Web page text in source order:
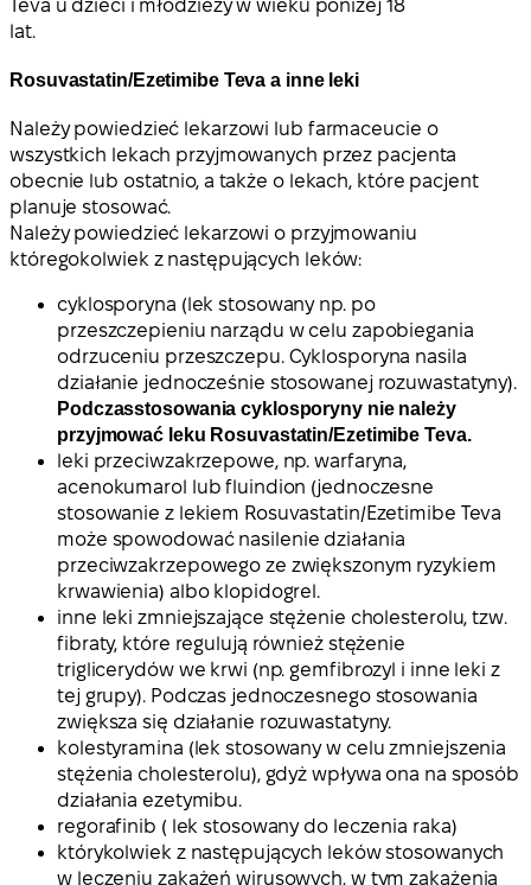
Teva u dzieci i młodzieży w wieku poniżej 18
lat.
Rosuvastatin/Ezetimibe Teva a inne leki
Należy powiedzieć lekarzowi lub farmaceucie o
wszystkich lekach przyjmowanych przez pacjenta
obecnie lub ostatnio, a także o lekach, które pacjent
planuje stosować.
Należy powiedzieć lekarzowi o przyjmowaniu
któregokolwiek z następujących leków:
cyklosporyna (lek stosowany np. po
przeszczepieniu narządu w celu zapobiegania
odrzuceniu przeszczepu. Cyklosporyna nasila
działanie jednocześnie stosowanej rozuwastatyny).
Podczasstosowania cyklosporyny nie należy
przyjmować leku Rosuvastatin/Ezetimibe Teva.
leki przeciwzakrzepowe, np. warfaryna,
acenokumarol lub fluindion (jednoczesne
stosowanie z lekiem Rosuvastatin/Ezetimibe Teva
może spowodować nasilenie działania
przeciwzakrzepowego ze zwiększonym ryzykiem
krwawienia) albo klopidogrel.
inne leki zmniejszające stężenie cholesterolu, tzw.
fibraty, które regulują również stężenie
triglicerydów we krwi (np. gemfibrozyl i inne leki z
tej grupy). Podczas jednoczesnego stosowania
zwiększa się działanie rozuwastatyny.
kolestyramina (lek stosowany w celu zmniejszenia
stężenia cholesterolu), gdyż wpływa ona na sposób
działania ezetymibu.
regorafinib ( lek stosowany do leczenia raka)
którykolwiek z następujących leków stosowanych
w leczeniu zakażeń wirusowych, w tym zakażenia